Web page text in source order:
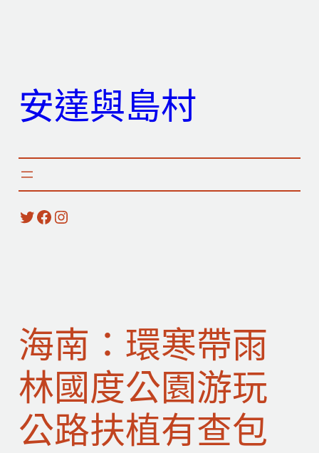
安達與島村
X Facebook Instagram
海南：環寒帶雨
林國度公園游玩
公路扶植有查包